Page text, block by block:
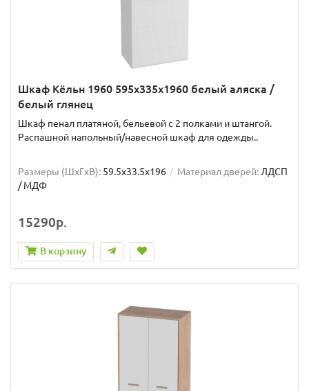
Шкаф Кёльн 1960 595х335х1960 белый аляска /
белый глянец
Шкаф пенал платяной, бельевой с 2 полками и штангой.
Распашной напольный/навесной шкаф для одежды..
Размеры (ШxГxВ): 59.5x33.5x196 Материал дверей: ЛДСП
/ МДФ
15290р.
В корзину